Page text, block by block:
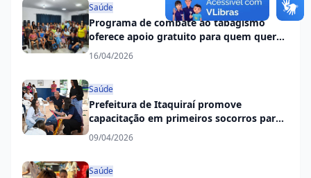
Saúde
Programa de combate ao tabagismo
oferece apoio gratuito para quem quer
parar de fumar em Itaquiraí
16/04/2026
Saúde
Prefeitura de Itaquiraí promove
capacitação em primeiros socorros para
profissionais da saúde
09/04/2026
Saúde